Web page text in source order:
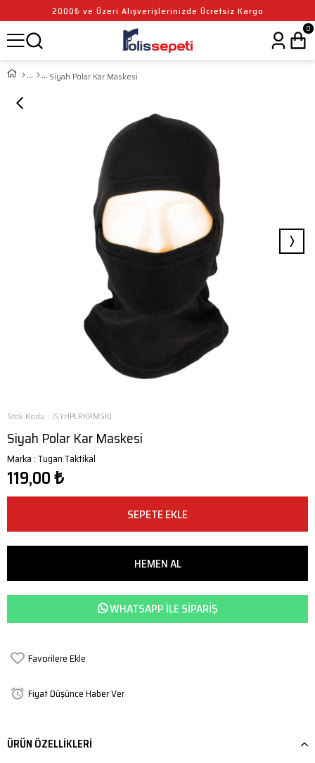
2000₺ ve Üzeri Alışverişlerinizde Ücretsiz Kargo
0
Siyah Polar Kar Maskesi
›
Stok Kodu (SYHPLRKRMSK)
Siyah Polar Kar Maskesi
Marka:Tugan Taktikal
119,00 ₺
WHATSAPP ILE SIPARIŞ
Favorilere Ekle
Fiyat Düşünce Haber Ver
ÜRÜN ÖZELLIKLERI